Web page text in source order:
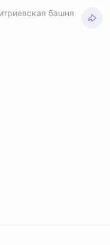
башня